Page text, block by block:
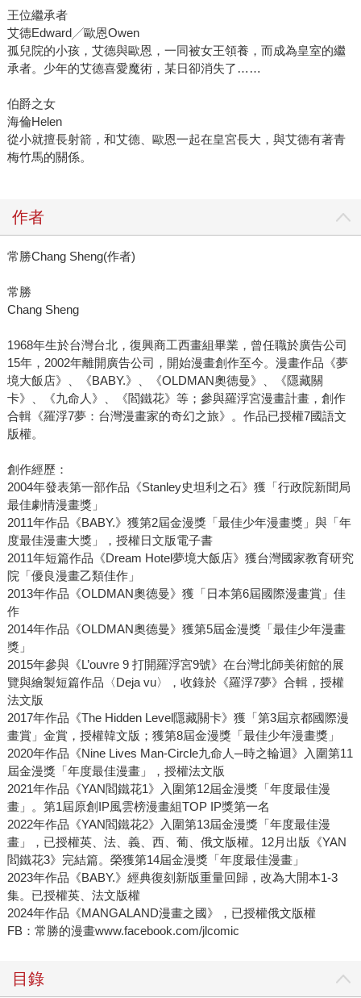
王位繼承者
艾德Edward╱歐恩Owen
孤兒院的小孩，艾德與歐恩，一同被女王領養，而成為皇室的繼
承者。少年的艾德喜愛魔術，某日卻消失了……
伯爵之女
海倫Helen
從小就擅長射箭，和艾德、歐恩一起在皇宮長大，與艾德有著青
梅竹馬的關係。
作者
常勝Chang Sheng(作者)
常勝
Chang Sheng
1968年生於台灣台北，復興商工西畫組畢業，曾任職於廣告公司
15年，2002年離開廣告公司，開始漫畫創作至今。漫畫作品《夢
境大飯店》、《BABY.》、《OLDMAN奧德曼》、《隱藏關
卡》、《九命人》、《閻鐵花》等；參與羅浮宮漫畫計畫，創作
合輯《羅浮7夢：台灣漫畫家的奇幻之旅》。作品已授權7國語文
版權。
創作經歷：
2004年發表第一部作品《Stanley史坦利之石》獲「行政院新聞局
最佳劇情漫畫獎」
2011年作品《BABY.》獲第2屆金漫獎「最佳少年漫畫獎」與「年
度最佳漫畫大獎」，授權日文版電子書
2011年短篇作品《Dream Hotel夢境大飯店》獲台灣國家教育研究
院「優良漫畫乙類佳作」
2013年作品《OLDMAN奧德曼》獲「日本第6屆國際漫畫賞」佳
作
2014年作品《OLDMAN奧德曼》獲第5屆金漫獎「最佳少年漫畫
獎」
2015年參與《L’ouvre 9 打開羅浮宮9號》在台灣北師美術館的展
覽與繪製短篇作品〈Deja vu〉，收錄於《羅浮7夢》合輯，授權
法文版
2017年作品《The Hidden Level隱藏關卡》獲「第3屆京都國際漫
畫賞」金賞，授權韓文版；獲第8屆金漫獎「最佳少年漫畫獎」
2020年作品《Nine Lives Man-Circle九命人─時之輪迴》入圍第11
屆金漫獎「年度最佳漫畫」，授權法文版
2021年作品《YAN閻鐵花1》入圍第12屆金漫獎「年度最佳漫
畫」。第1屆原創IP風雲榜漫畫組TOP IP獎第一名
2022年作品《YAN閻鐵花2》入圍第13屆金漫獎「年度最佳漫
畫」，已授權英、法、義、西、葡、俄文版權。12月出版《YAN
閻鐵花3》完結篇。榮獲第14屆金漫獎「年度最佳漫畫」
2023年作品《BABY.》經典復刻新版重量回歸，改為大開本1-3
集。已授權英、法文版權
2024年作品《MANGALAND漫畫之國》，已授權俄文版權
FB：常勝的漫畫www.facebook.com/jlcomic
目錄